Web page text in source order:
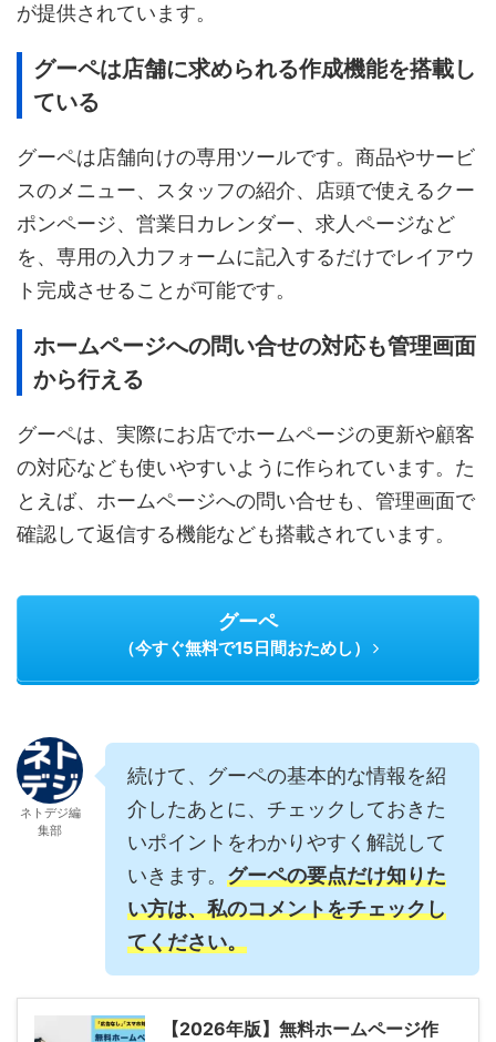
が提供されています。
グーペは店舗に求められる作成機能を搭載し
ている
グーペは店舗向けの専用ツールです。商品やサービ
スのメニュー、スタッフの紹介、店頭で使えるクー
ポンページ、営業日カレンダー、求人ページなど
を、専用の入力フォームに記入するだけでレイアウ
ト完成させることが可能です。
ホームページへの問い合せの対応も管理画面
から行える
グーペは、実際にお店でホームページの更新や顧客
の対応なども使いやすいように作られています。た
とえば、ホームページへの問い合せも、管理画面で
確認して返信する機能なども搭載されています。
グーペ
（今すぐ無料で15日間おためし）
ネトデジ編
集部
続けて、グーペの基本的な情報を紹
介したあとに、チェックしておきた
いポイントをわかりやすく解説して
いきます。 グーペの要点だけ知りた
い方は、私のコメントをチェックし
てください。
【2026年版】無料ホームページ作